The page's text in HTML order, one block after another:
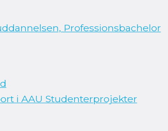
Professionsbachelor
i AAU Studenterprojekter